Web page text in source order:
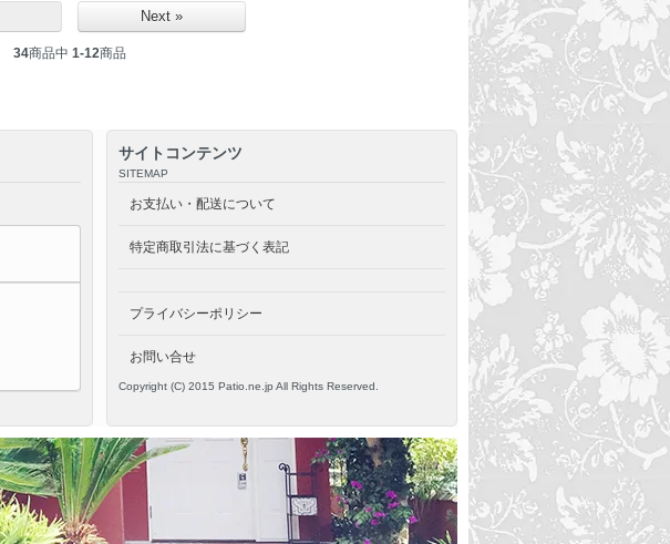
Next »
34商品中 1-12商品
サイトコンテンツ
SITEMAP
お支払い・配送について
特定商取引法に基づく表記
プライバシーポリシー
お問い合せ
Copyright (C) 2015 Patio.ne.jp All Rights Reserved.